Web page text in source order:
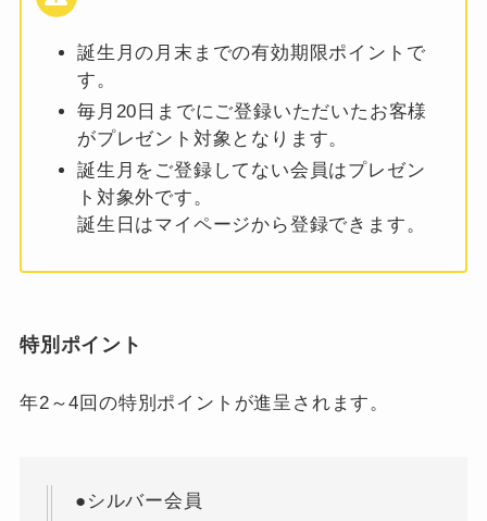
誕生月の月末までの有効期限ポイントで
す。
毎月20日までにご登録いただいたお客様
がプレゼント対象となります。
誕生月をご登録してない会員はプレゼン
ト対象外です。
誕生日はマイページから登録できます。
特別ポイント
年2～4回の特別ポイントが進呈されます。
●シルバー会員